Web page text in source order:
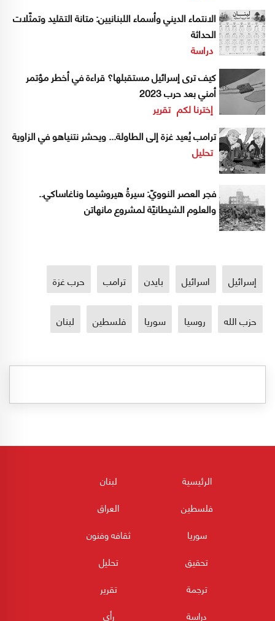
الانتماء الديني وأسماء اللبنانيين: متانة التقليد وتمثّلات
الحداثة
دراسة
كيف ترى إسرائيل مستقبلها؟ قراءة في أخطر مؤتمر
أمني بعد حرب 2023
إخترنا لكم تقرير
ترامب يُعيد غزة إلى الطاولة... ويحشر نتنياهو في الزاوية
تحليل
فجر العصر النوويّ: سيرةُ هيروشيما وناغاساكي..
والعلوم الشيطانيّة لمشروع مانهاتن
إسرائيل اسرائيل بايدن ترامب حرب غزة
حزب الله روسيا سوريا فلسطين لبنان
الرئيسية
لبنان
فلسطين
العراق
سوريا
ثقافه وفنون
تحقيق
تحليل
ترجمة
تقرير
دراسة
رأي